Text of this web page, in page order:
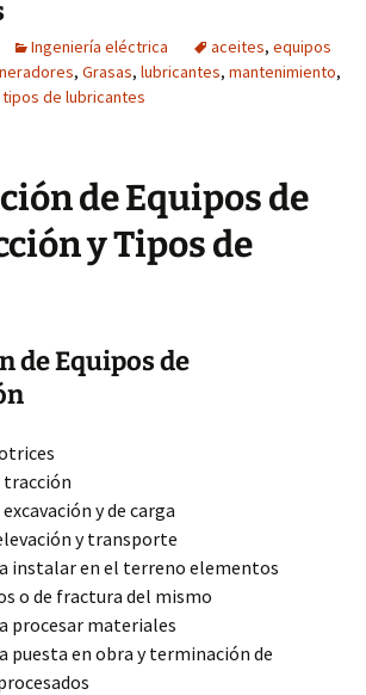
Ingeniería eléctrica aceites, equipos
, Grasas, lubricantes, mantenimiento,
tipos de lubricantes
de Equipos de
y Tipos de
de Equipos de
tracción
y de carga
y transporte
instalar en el terreno elementos
o de fractura del mismo
procesar materiales
puesta en obra y terminación de